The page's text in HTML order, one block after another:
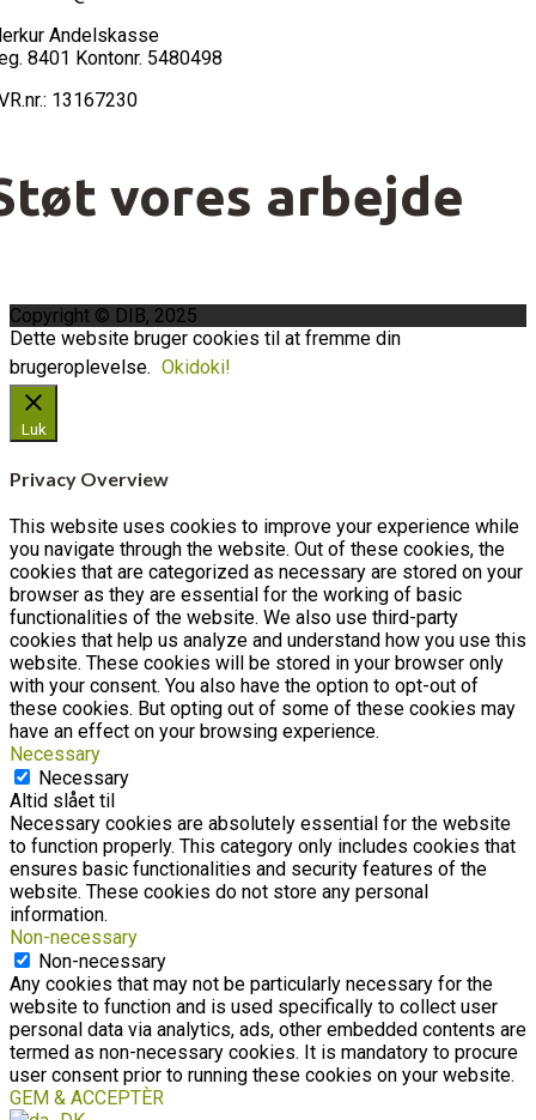
Andelskasse
8401 Kontonr. 5480498
13167230
vores arbejde
Copyright © DIB, 2025
Dette website bruger cookies til at fremme din
brugeroplevelse. Okidoki!
Luk
Privacy Overview
This website uses cookies to improve your experience while
you navigate through the website. Out of these cookies, the
cookies that are categorized as necessary are stored on your
browser as they are essential for the working of basic
functionalities of the website. We also use third-party
cookies that help us analyze and understand how you use this
website. These cookies will be stored in your browser only
with your consent. You also have the option to opt-out of
these cookies. But opting out of some of these cookies may
have an effect on your browsing experience.
Necessary
Necessary
Altid slået til
Necessary cookies are absolutely essential for the website
to function properly. This category only includes cookies that
ensures basic functionalities and security features of the
website. These cookies do not store any personal
information.
Non-necessary
Non-necessary
Any cookies that may not be particularly necessary for the
website to function and is used specifically to collect user
personal data via analytics, ads, other embedded contents are
termed as non-necessary cookies. It is mandatory to procure
user consent prior to running these cookies on your website.
GEM & ACCEPTÈR